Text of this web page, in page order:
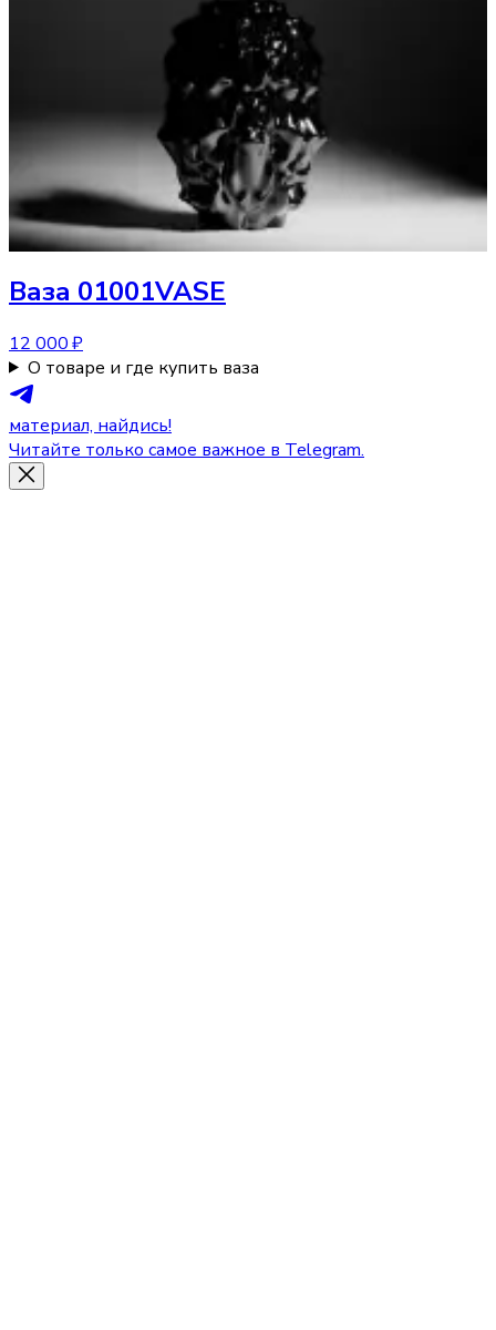
Ваза 01001VASE
12 000 ₽
О товаре и где купить ваза
материал, найдись!
Читайте только самое важное в Telegram.